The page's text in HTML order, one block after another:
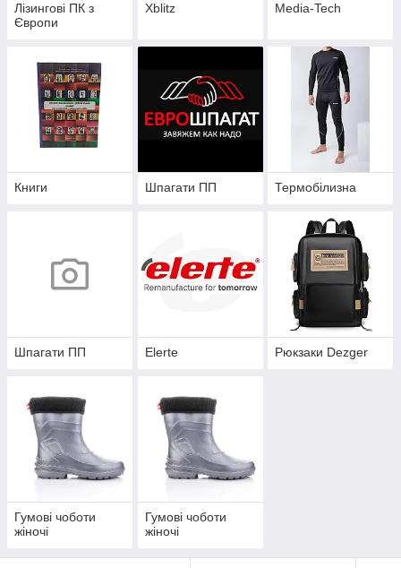
Лізингові ПК з
Європи
Xblitz Media-Tech
Книги Шпагати ПП Термобілизна
Шпагати ПП Elerte Рюкзаки Dezger
Гумові чоботи
жіночі
Гумові чоботи
жіночі